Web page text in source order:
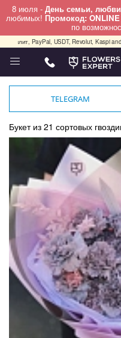
8 июля - День семьи,
любимых! Промокод:
по
PayPal, USDT, Revolut, Kaspi and Bybit
Телефон
+7 (812) 425 36 05
Санкт-Петербург,
Лизы Чайкиной 25
работаем
TELEGRAM
Букет из 21 сортовых